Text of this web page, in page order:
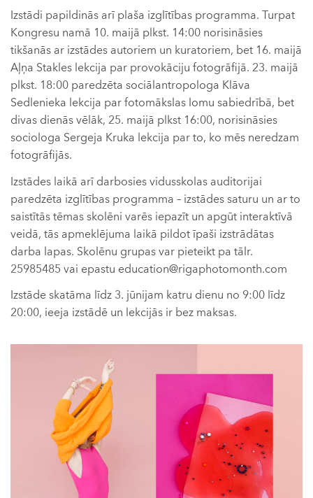
Izstādi papildinās arī plaša izglītības programma. Turpat
Kongresu namā 10. maijā plkst. 14:00 norisināsies
tikšanās ar izstādes autoriem un kuratoriem, bet 16. maijā
Aļņa Stakles lekcija par provokāciju fotogrāfijā. 23. maijā
plkst. 18:00 paredzēta sociālantropologa Klāva
Sedlenieka lekcija par fotomākslas lomu sabiedrībā, bet
divas dienās vēlāk, 25. maijā plkst 16:00, norisināsies
sociologa Sergeja Kruka lekcija par to, ko mēs neredzam
fotogrāfijās.
Izstādes laikā arī darbosies vidusskolas auditorijai
paredzēta izglītības programma – izstādes saturu un ar to
saistītās tēmas skolēni varēs iepazīt un apgūt interaktīvā
veidā, tās apmeklējuma laikā pildot īpaši izstrādātas
darba lapas. Skolēnu grupas var pieteikt pa tālr.
25985485 vai epastu education@rigaphotomonth.com
Izstāde skatāma līdz 3. jūnijam katru dienu no 9:00 līdz
20:00, ieeja izstādē un lekcijās ir bez maksas.